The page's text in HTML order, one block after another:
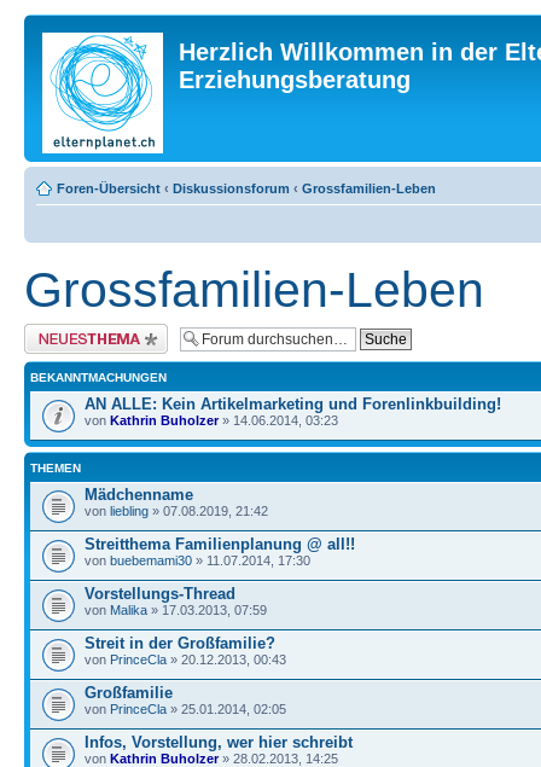
Herzlich Willkommen in der
Erziehungsberatung
Foren-Übersicht ‹ Diskussionsforum ‹ Grossfamilien-Leben
Grossfamilien-Leben
Neues Thema erstellen
BEKANNTMACHUNGEN
AN ALLE: Kein Artikelmarketing und Forenlinkbuilding!
von Kathrin Buholzer» 14.06.2014, 03:23
THEMEN
Mädchenname
von liebling » 07.08.2019, 21:42
Streitthema Familienplanung @ all!!
von buebemami30 » 11.07.2014, 17:30
Vorstellungs-Thread
von Malika » 17.03.2013, 07:59
Streit in der Großfamilie?
von PrinceCla » 20.12.2013, 00:43
Großfamilie
von PrinceCla » 25.01.2014, 02:05
Infos, Vorstellung, wer hier schreibt
von Kathrin Buholzer» 28.02.2013, 14:25